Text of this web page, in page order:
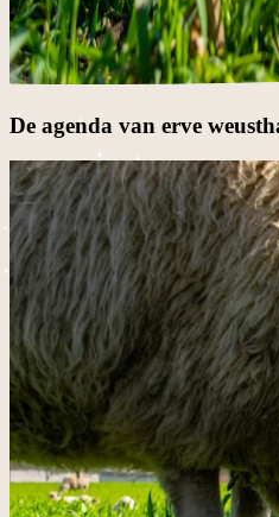
De agenda van erve